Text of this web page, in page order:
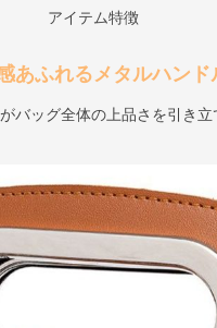
アイテム特徴
あふれるメタルハンド
バッグ全体の上品さを引き